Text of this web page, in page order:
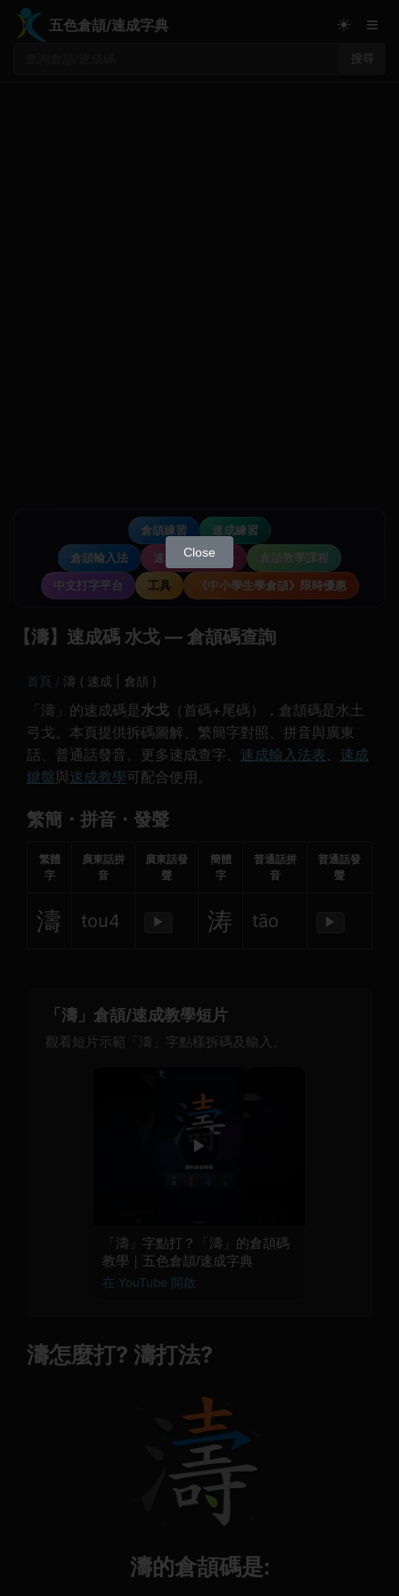
五色倉頡/速成字典
搜尋
☀ ≡
倉頡練習
速成練習
倉頡輸入法
速成輸入法教學
倉頡教學課程
中文打字平台
工具 《中小學生學倉頡》限時優惠
【濤】速成碼 水戈 — 倉頡碼查詢
首頁 濤 ( 速成 | 倉頡 )
「濤」的速成碼是 水戈 （首碼+尾碼），倉頡碼是水土
弓戈。本頁提供拆碼圖解、繁簡字對照、拼音與廣東
話、普通話發音。更多速成查字、 速成輸入法表、 速成
鍵盤與速成教學可配合使用。
繁簡・拼音・發聲
繁體
字
廣東話拼
音
廣東話發
聲
簡體
字
普通話拼
音
普通話發
聲
濤 tou4 ▶ 涛 tāo ▶
「濤」倉頡/速成教學短片
觀看短片示範「濤」字點樣拆碼及輸入。
▶
「濤」字點打？「濤」的倉頡碼
教學｜五色倉頡/速成字典
在 YouTube 開啟
濤怎麼打? 濤打法?
濤的倉頡碼是:
Close